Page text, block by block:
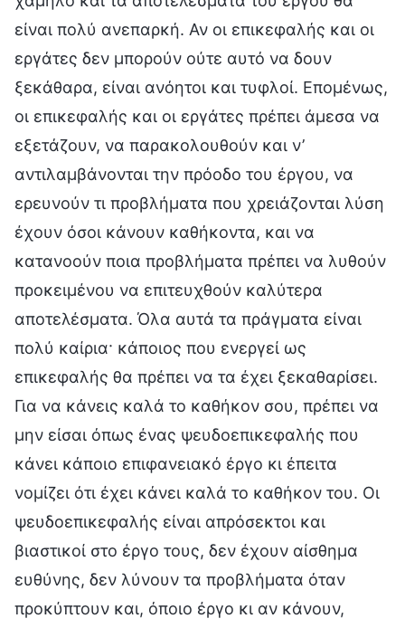
είναι πολύ ανεπαρκή. Αν οι επικεφαλής και οι
εργάτες δεν μπορούν ούτε αυτό να δουν
ξεκάθαρα, είναι ανόητοι και τυφλοί. Επομένως,
οι επικεφαλής και οι εργάτες πρέπει άμεσα να
εξετάζουν, να παρακολουθούν και ν’
αντιλαμβάνονται την πρόοδο του έργου, να
ερευνούν τι προβλήματα που χρειάζονται λύση
έχουν όσοι κάνουν καθήκοντα, και να
κατανοούν ποια προβλήματα πρέπει να λυθούν
προκειμένου να επιτευχθούν καλύτερα
αποτελέσματα. Όλα αυτά τα πράγματα είναι
πολύ καίρια· κάποιος που ενεργεί ως
επικεφαλής θα πρέπει να τα έχει ξεκαθαρίσει.
Για να κάνεις καλά το καθήκον σου, πρέπει να
μην είσαι όπως ένας ψευδοεπικεφαλής που
κάνει κάποιο επιφανειακό έργο κι έπειτα
νομίζει ότι έχει κάνει καλά το καθήκον του. Οι
ψευδοεπικεφαλής είναι απρόσεκτοι και
βιαστικοί στο έργο τους, δεν έχουν αίσθημα
ευθύνης, δεν λύνουν τα προβλήματα όταν
προκύπτουν και, όποιο έργο κι αν κάνουν,